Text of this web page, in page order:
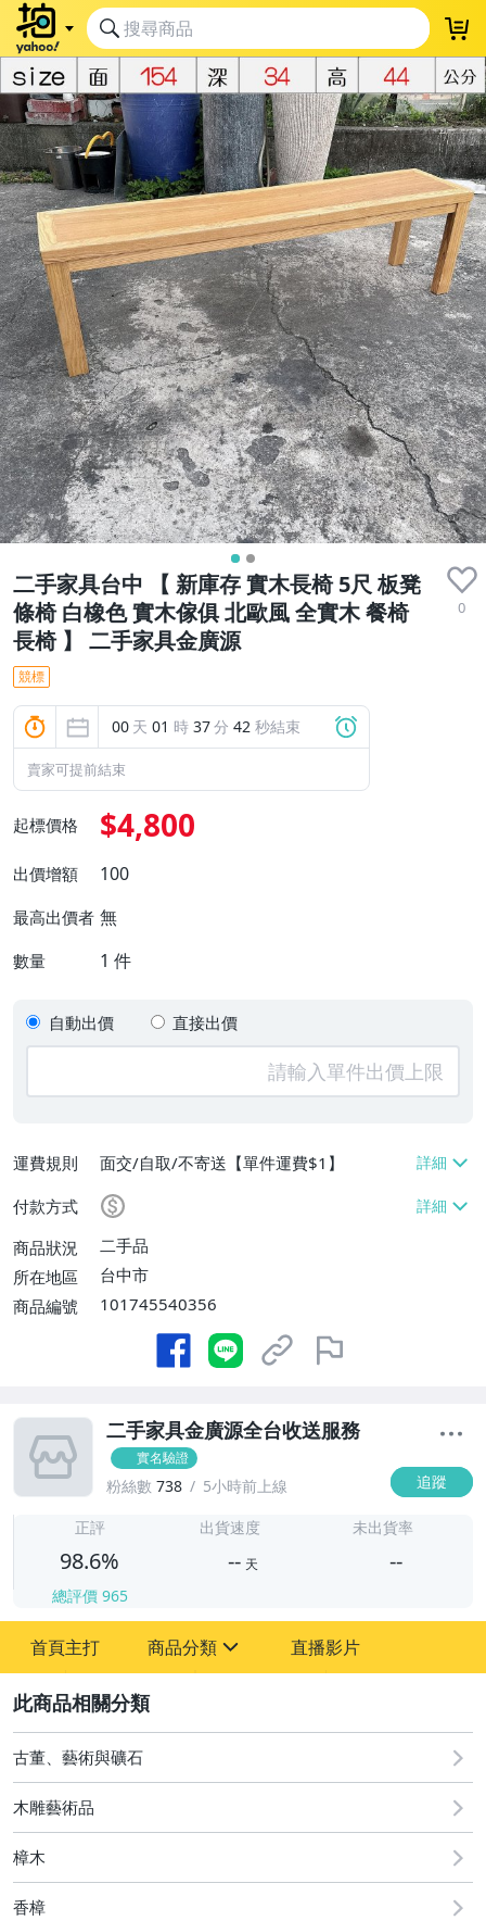
二手家具台中 【 新庫存 實木長椅 5尺 板凳
條椅 白橡色 實木傢俱 北歐風 全實木 餐椅
長椅 】 二手家具金廣源
0
競標
00 天 01 時 37分 41 秒結束
賣家可提前結束
起標價格 $4,800
出價增額 100
最高出價者 無
數量 1 件
自動出價 直接出價
運費規則
面交/自取/不寄送【單件運費$1】
付款方式
商品狀況
二手品
所在地區
台中市
商品編號
101745540356
二手家具金廣源全台收送服務
實名驗證
粉絲數 738 5小時前上線 追蹤
正評
98.6%
總評價 965
出貨速度
-- 天
未出貨率
--
首頁主打 商品分類
圖書/影音/文具
手機、配件與通訊
汽機車精品百貨
直播影片
古董、藝術與礦石
木雕藝術品
樟木
香樟